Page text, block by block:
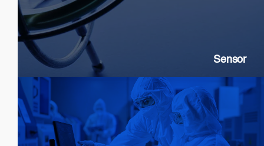
Sensor
SLDs: Gyroscopes, Current, Strain
SOAs: High extinction ratio
DFB: Gas & Chemical sensing
Customization & Foundry Services